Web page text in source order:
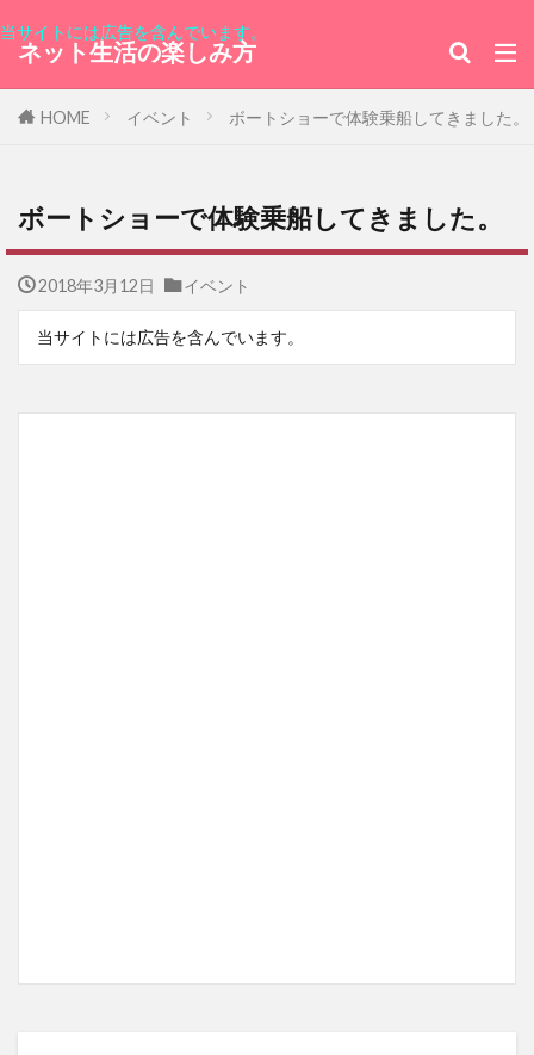
当サイトには広告を含んでいます。
ネット生活の楽しみ方
HOME イベント ボートショーで体験乗船してきました。
ボートショーで体験乗船してきました。
2018年3月12日 イベント
当サイトには広告を含んでいます。